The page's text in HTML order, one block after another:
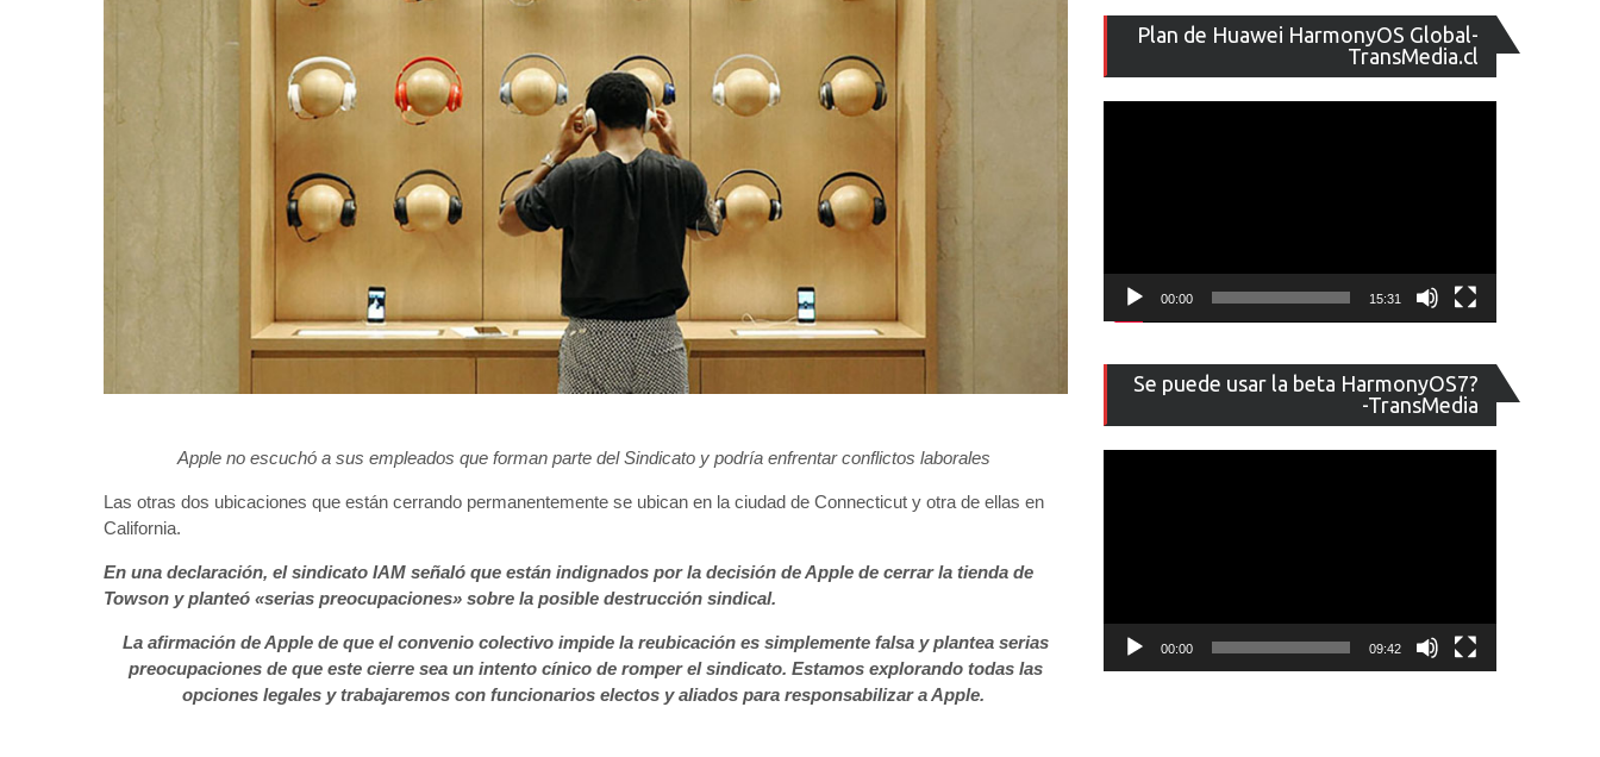
Apple no escuchó a sus empleados que forman parte del Sindicato y podría enfrentar conflictos laborales
Las otras dos ubicaciones que están cerrando permanentemente se ubican en la ciudad de Connecticut y otra de ellas en
California.
En una declaración, el sindicato IAM señaló que están indignados por la decisión de Apple de cerrar la tienda de
Towson y planteó «serias preocupaciones» sobre la posible destrucción sindical.
La afirmación de Apple de que el convenio colectivo impide la reubicación es simplemente falsa y plantea serias
preocupaciones de que este cierre sea un intento cínico de romper el sindicato. Estamos explorando todas las
opciones legales y trabajaremos con funcionarios electos y aliados para responsabilizar a Apple.
Plan de Huawei HarmonyOS Global-
TransMedia.cl
de
vídeo
00:00 15:31
Se puede usar la beta HarmonyOS7?
-TransMedia
de
vídeo
00:00 09:42